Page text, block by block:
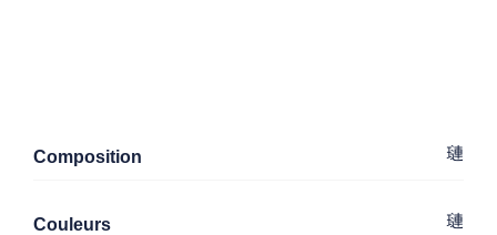
Composition
Couleurs